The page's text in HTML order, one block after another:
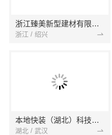
浙江臻美新型建材有限公司
浙江 / 绍兴
本地快装（湖北）科技有限公司
湖北 / 武汉